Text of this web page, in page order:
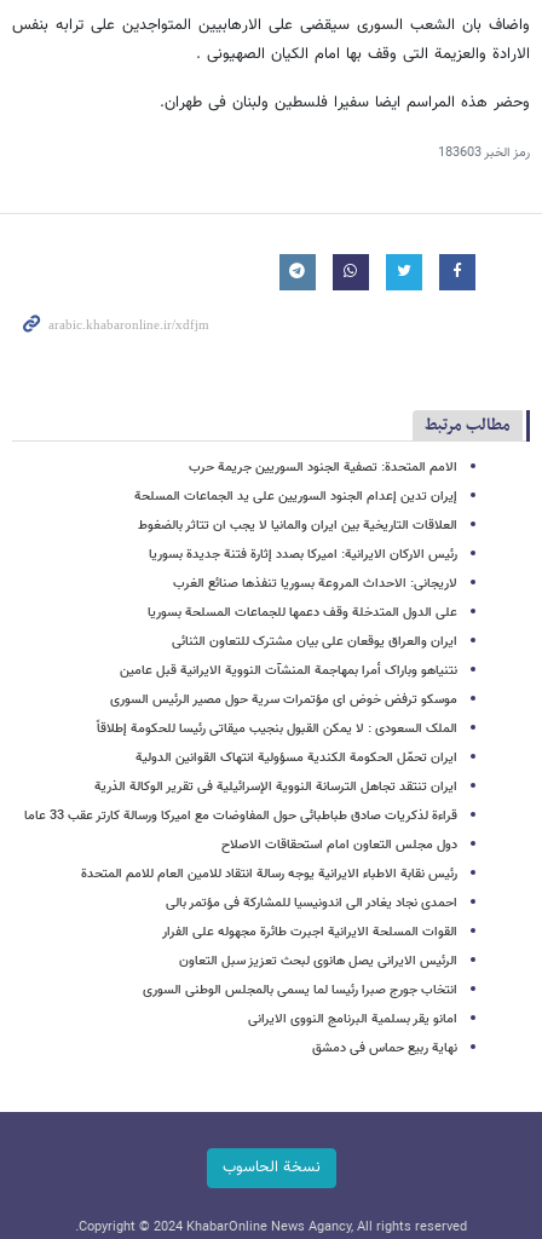
واضاف بان الشعب السوری سیقضی علی الارهابیین المتواجدین علی ترابه بنفس
الارادة والعزیمة التی وقف بها امام الکیان الصهیونی .
وحضر هذه المراسم ایضا سفیرا فلسطین ولبنان فی طهران.
رمز الخبر183603
مطالب مرتبط
الامم المتحدة: تصفیة الجنود السوریین جریمة حرب
إیران تدین إعدام الجنود السوریین علی ید الجماعات المسلحة
العلاقات التاریخیة بین ایران والمانیا لا یجب ان تتاثر بالضغوط
رئیس الارکان الایرانیة: امیرکا بصدد إثارة فتنة جدیدة بسوریا
لاریجانی: الاحداث المروعة بسوریا تنفذها صنائع الغرب
علی الدول المتدخلة وقف دعمها للجماعات المسلحة بسوریا
ایران والعراق یوقعان علی بیان مشترک للتعاون الثنائی
نتنیاهو وباراک أمرا بمهاجمة المنشآت النوویة الایرانیة قبل عامین
موسکو ترفض خوض ای مؤتمرات سریة حول مصیر الرئیس السوری
الملک السعودی : لا یمکن القبول بنجیب میقاتی رئیسا للحکومة إطلاقاً
ایران تحمّل الحکومة الکندیة مسؤولیة انتهاک القوانین الدولیة
ایران تنتقد تجاهل الترسانة النوویة الإسرائیلیة فی تقریر الوکالة الذریة
قراءة لذکریات صادق طباطبائی حول المفاوضات مع امیرکا ورسالة کارتر عقب 33 عاما
دول مجلس التعاون امام استحقاقات الاصلاح
رئیس نقابة الاطباء الایرانیة یوجه رسالة انتقاد للامین العام للامم المتحدة
احمدی نجاد یغادر الى اندونیسیا للمشارکة فی مؤتمر بالی
القوات المسلحة الایرانیة اجبرت طائرة مجهوله علی الفرار
الرئیس الایرانی یصل هانوی لبحث تعزیز سبل التعاون
انتخاب جورج صبرا رئیسا لما یسمى بالمجلس الوطنی السوری
امانو یقر بسلمیة البرنامج النووی الایرانی
نهایة ربیع حماس فی دمشق
نسخة الحاسوب
Copyright © 2024 KhabarOnline News Agancy, All rights reserved.